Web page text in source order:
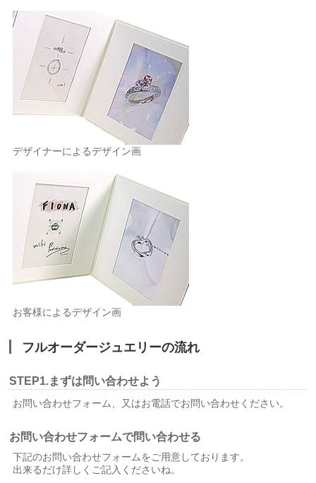
デザイナーによるデザイン画
お客様によるデザイン画
フルオーダージュエリーの流れ
STEP1.まずは問い合わせよう
お問い合わせフォーム、又はお電話でお問い合わせください。
お問い合わせフォームで問い合わせる
下記のお問い合わせフォームをご用意しております。
出来るだけ詳しくご記入くださいね。